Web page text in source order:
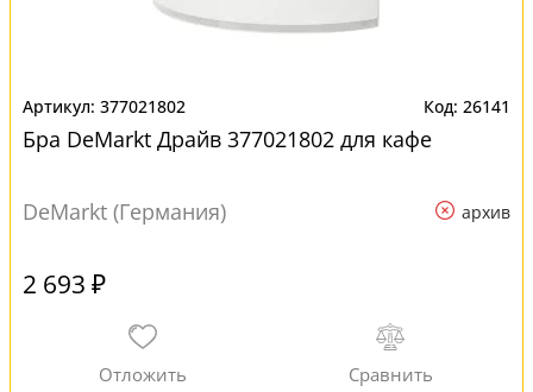
377021802 26141
Бра DeMarkt Драйв 377021802 для кафе
DeMarkt (Германия) архив
2 693 ₽